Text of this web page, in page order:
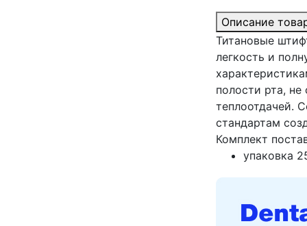
Описание
Титановые
легкость и
полости рта,
теплоотдачей.
стандартам
Комплект
упаковка